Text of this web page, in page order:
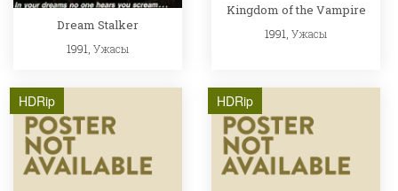
Dream Stalker
1991, Ужасы
Kingdom of the Vampire
1991,Ужасы
HDRip HDRip